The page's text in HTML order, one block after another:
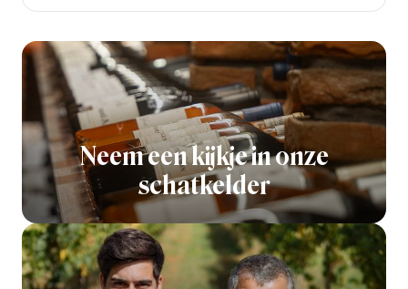
Neem een kijkje in onze
schatkelder